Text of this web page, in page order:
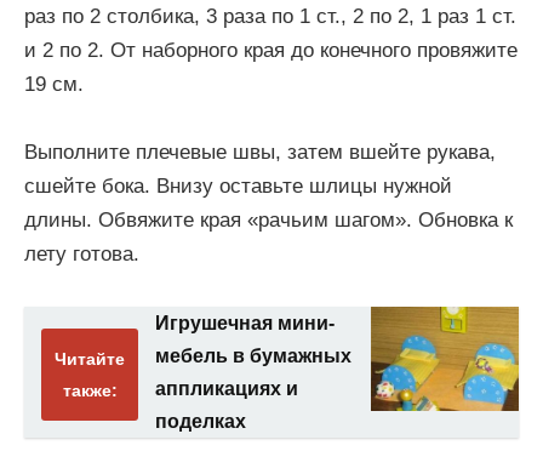
раз по 2 столбика, 3 раза по 1 ст., 2 по 2, 1 раз 1 ст.
и 2 по 2. От наборного края до конечного провяжите
19 см.
Выполните плечевые швы, затем вшейте рукава,
сшейте бока. Внизу оставьте шлицы нужной
длины. Обвяжите края «рачьим шагом». Обновка к
лету готова.
Читайте
также:
Игрушечная мини-
мебель в бумажных
аппликациях и
поделках